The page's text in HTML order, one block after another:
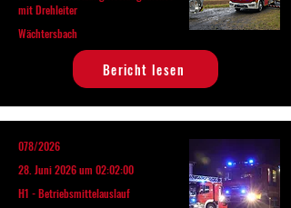
mit Drehleiter
Wächtersbach
Bericht lesen
078/2026
28. Juni 2026 um 02:02:00
H1 - Betriebsmittelauslauf